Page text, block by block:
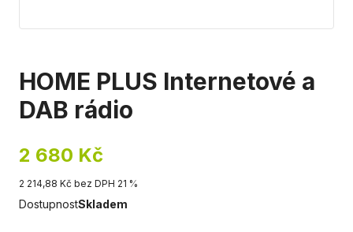
HOME PLUS Internetové a
DAB rádio
2 680 Kč
2 214,88 Kč bez DPH 21 %
DostupnostSkladem